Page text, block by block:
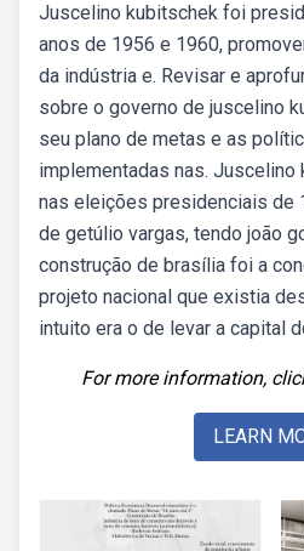
Juscelino kubitschek foi
anos de 1956 e 1960,
da indústria e. Revisar e
sobre o governo de juscelino
seu plano de metas e as
implementadas nas.
nas eleições presidenciais de
de getúlio vargas, tendo joão
construção de brasília foi a
projeto nacional que existia
intuito era o de levar a capital
For more information,
LEARN